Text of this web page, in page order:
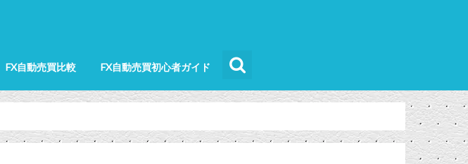
者
FX
FX自動売買比較
比較
ラートレーダー比較
ピート系発注機能比較
択型システムトレードがある国内FX
FX自動売買初心者ガイド